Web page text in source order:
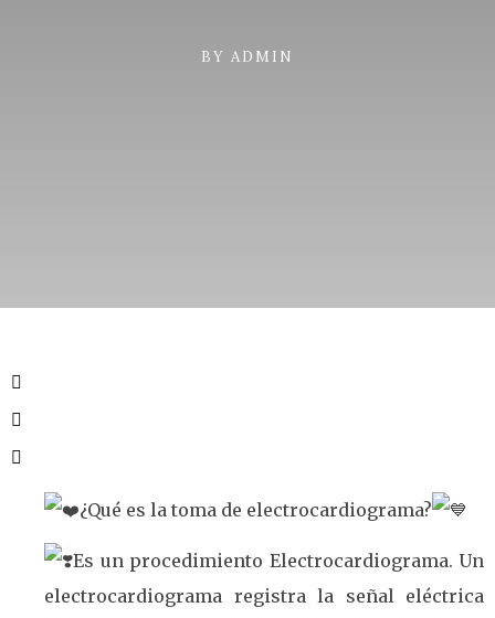
BY ADMIN
¿Qué es la toma de electrocardiograma?
Es un procedimiento Electrocardiograma. Un
electrocardiograma registra la señal eléctrica